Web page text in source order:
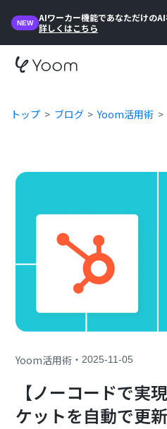
NEW
AIワーカー機能であなただけのAI
詳しくはこちら
トップ ブログ Yoom活用術
Yoom活用術 ・2025-11-05
【ノーコードで実
ケットを自動で更